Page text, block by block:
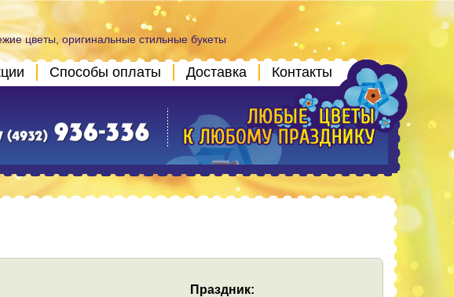
цветы, оригинальные стильные букеты
Способы оплаты Доставка Контакты
Праздник: